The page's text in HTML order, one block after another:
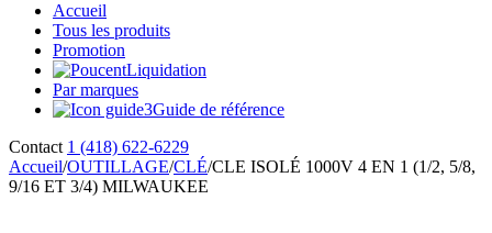
Accueil
Tous les produits
Promotion
Liquidation
Par marques
Guide de référence
Contact 1 (418) 622-6229
Accueil/OUTILLAGE/CLÉ/CLE ISOLÉ 1000V 4 EN 1 (1/2, 5/8,
9/16 ET 3/4) MILWAUKEE